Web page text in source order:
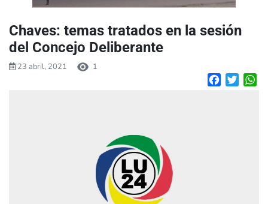
Chaves: temas tratados en la sesión
del Concejo Deliberante
23 abril, 2021 1
Facebook